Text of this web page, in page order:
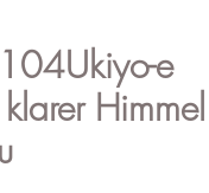
e
Himmel